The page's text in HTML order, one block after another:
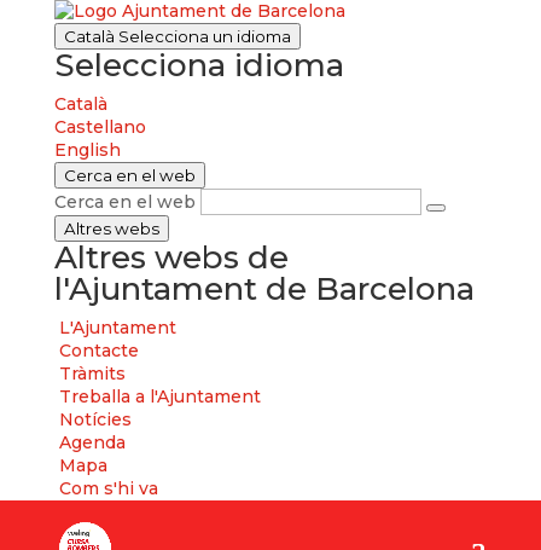
Català Selecciona un idioma
Selecciona idioma
Català
Castellano
English
Cerca en el web
Cerca en el web
Altres webs
Altres webs de
l'Ajuntament de Barcelona
L'Ajuntament
Contacte
Tràmits
Treballa a l'Ajuntament
Notícies
Agenda
Mapa
Com s'hi va